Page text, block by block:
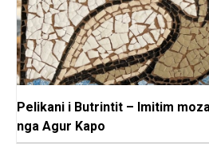
Pelikani i Butrintit – Imitim
nga Agur Kapo